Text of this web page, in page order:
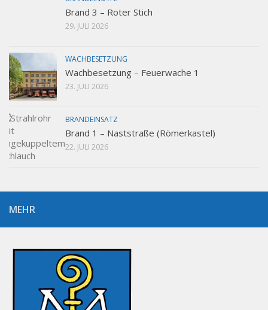
Brand 3 – Roter Stich
29. JULI 2026
WACHBESETZUNG
Wachbesetzung – Feuerwache 1
23. JULI 2026
BRANDEINSATZ
Brand 1 – Naststraße (Römerkastel)
22. JULI 2026
MEHR